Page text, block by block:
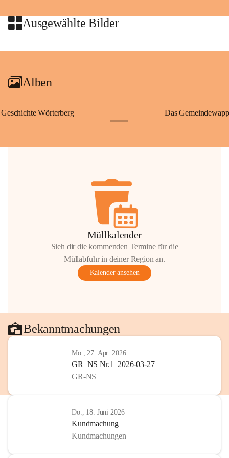
🔏 Zum Schutz unseres Gemeindearchivs danken wir allen Bürgerinnen
Erinnerungen, die dazu beitragen, die Geschichte unserer Heimat
Ausgewählte Bilder
+2
Alben
Geschichte Wörterberg Das
Müllkalender
Sieh dir die kommenden Termine für die
Müllabfuhr in deiner Region an.
Kalender ansehen
Bekanntmachungen
Mo., 27. Apr. 2026
GR_NS Nr.1_2026-03-27
GR-NS
Do., 18. Juni 2026
Kundmachung
Kundmachungen